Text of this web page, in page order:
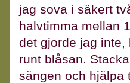
jag sova i säkert
halvtimma mellan
det gjorde jag
runt blåsan.
sängen och hjälpa